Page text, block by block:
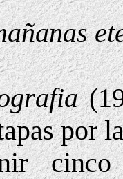
por
cinco